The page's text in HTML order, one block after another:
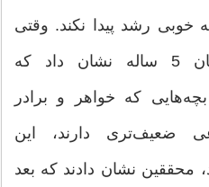
خوبی رشد پیدا نکند. وقتی
مطالعه‌ای بر روی کودکان 5 ساله نشان داد که
که خواهر و برادر
ضعیف‌تری دارند، ‌این
محققین نشان دادند که بعد